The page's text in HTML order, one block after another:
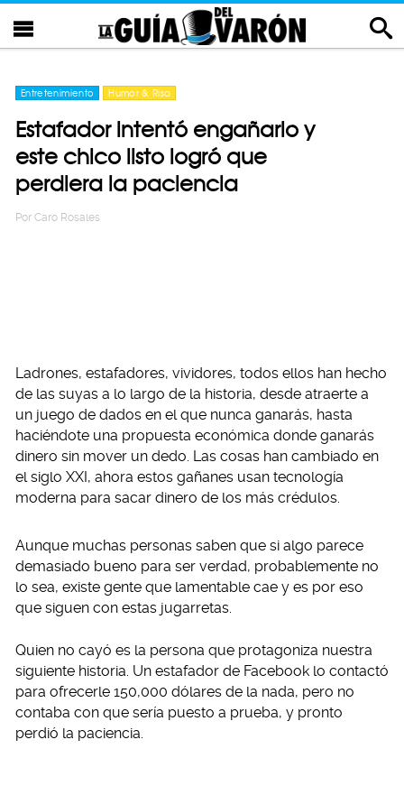
Entretenimiento Humor & Risa
Estafador intentó engañarlo y
este chico listo logró que
perdiera la paciencia
Por Caro Rosales
Ladrones, estafadores, vividores, todos ellos han hecho
de las suyas a lo largo de la historia, desde atraerte a
un juego de dados en el que nunca ganarás, hasta
haciéndote una propuesta económica donde ganarás
dinero sin mover un dedo. Las cosas han cambiado en
el siglo XXI, ahora estos gañanes usan tecnología
moderna para sacar dinero de los más crédulos.
Aunque muchas personas saben que si algo parece
demasiado bueno para ser verdad, probablemente no
lo sea, existe gente que lamentable cae y es por eso
que siguen con estas jugarretas.
Quien no cayó es la persona que protagoniza nuestra
siguiente historia. Un estafador de Facebook lo contactó
para ofrecerle 150,000 dólares de la nada, pero no
contaba con que sería puesto a prueba, y pronto
perdió la paciencia.